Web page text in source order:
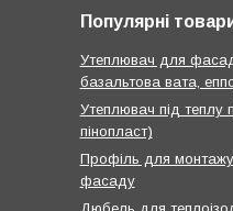
Популярні
Утеплювач для
базальтова вата,
Утеплювач під теплу
пінопласт)
Профіль для монтажу
фасаду
Дюбель для